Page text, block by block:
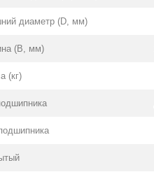
диаметр (D, мм)
(B, мм)
(кг)